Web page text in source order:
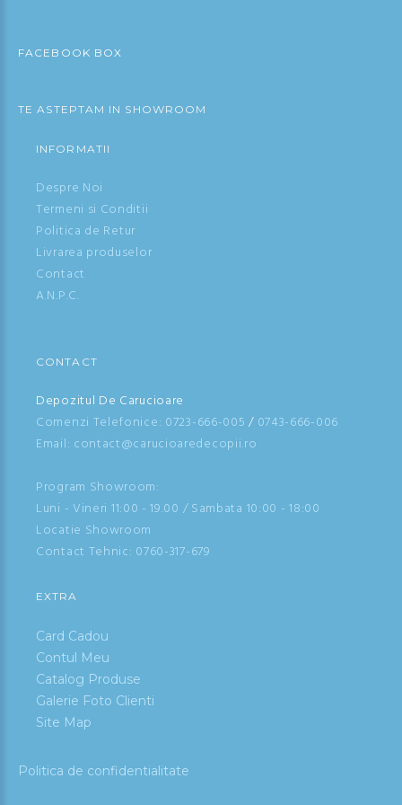
FACEBOOK BOX
TE ASTEPTAM IN SHOWROOM
INFORMATII
Despre Noi
Termeni si Conditii
Politica de Retur
Livrarea produselor
Contact
A.N.P.C.
CONTACT
Depozitul De Carucioare
Comenzi Telefonice: 0723-666-005 / 0743-666-006
Email: contact@carucioaredecopii.ro
Program Showroom:
Luni - Vineri 11:00 - 19.00 / Sambata 10:00 - 18:00
Locatie Showroom
Contact Tehnic: 0760-317-679
EXTRA
Card Cadou
Contul Meu
Catalog Produse
Galerie Foto Clienti
Site Map
Politica de confidentialitate